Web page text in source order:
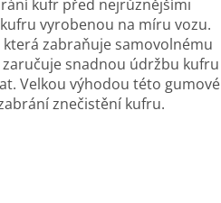
kufr před nejrůznějšími
vyrobenou na míru vozu.
která zabraňuje samovolnému
snadnou údržbu kufru
Velkou výhodou této gumové
znečistění kufru.